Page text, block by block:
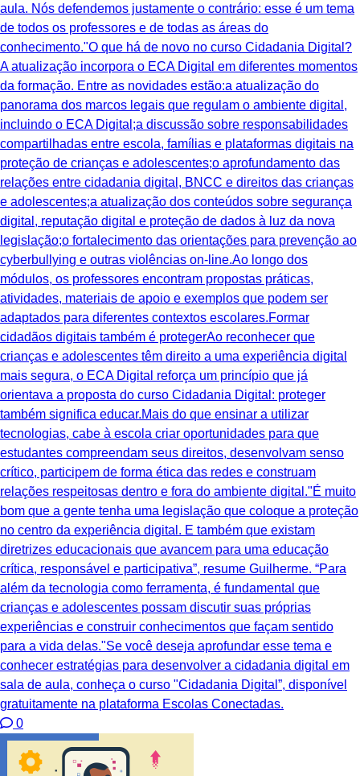
aula. Nós defendemos justamente o contrário: esse é um tema
de todos os professores e de todas as áreas do
conhecimento."O que há de novo no curso Cidadania Digital?
A atualização incorpora o ECA Digital em diferentes momentos
da formação. Entre as novidades estão:a atualização do
panorama dos marcos legais que regulam o ambiente digital,
incluindo o ECA Digital;a discussão sobre responsabilidades
compartilhadas entre escola, famílias e plataformas digitais na
proteção de crianças e adolescentes;o aprofundamento das
relações entre cidadania digital, BNCC e direitos das crianças
e adolescentes;a atualização dos conteúdos sobre segurança
digital, reputação digital e proteção de dados à luz da nova
legislação;o fortalecimento das orientações para prevenção ao
cyberbullying e outras violências on-line.Ao longo dos
módulos, os professores encontram propostas práticas,
atividades, materiais de apoio e exemplos que podem ser
adaptados para diferentes contextos escolares.Formar
cidadãos digitais também é protegerAo reconhecer que
crianças e adolescentes têm direito a uma experiência digital
mais segura, o ECA Digital reforça um princípio que já
orientava a proposta do curso Cidadania Digital: proteger
também significa educar.Mais do que ensinar a utilizar
tecnologias, cabe à escola criar oportunidades para que
estudantes compreendam seus direitos, desenvolvam senso
crítico, participem de forma ética das redes e construam
relações respeitosas dentro e fora do ambiente digital."É muito
bom que a gente tenha uma legislação que coloque a proteção
no centro da experiência digital. E também que existam
diretrizes educacionais que avancem para uma educação
crítica, responsável e participativa”, resume Guilherme. “Para
além da tecnologia como ferramenta, é fundamental que
crianças e adolescentes possam discutir suas próprias
experiências e construir conhecimentos que façam sentido
para a vida delas."Se você deseja aprofundar esse tema e
conhecer estratégias para desenvolver a cidadania digital em
sala de aula, conheça o curso "Cidadania Digital”, disponível
gratuitamente na plataforma Escolas Conectadas.
0